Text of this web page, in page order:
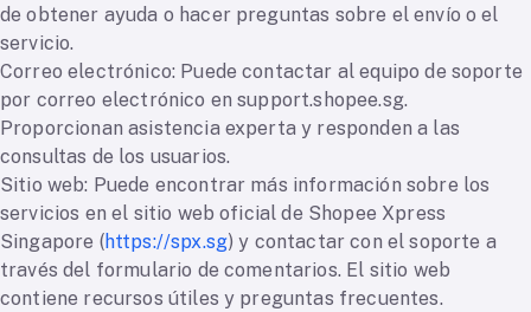
de obtener ayuda o hacer preguntas sobre el envío o el
servicio.
Correo electrónico: Puede contactar al equipo de soporte
por correo electrónico en support.shopee.sg.
Proporcionan asistencia experta y responden a las
consultas de los usuarios.
Sitio web: Puede encontrar más información sobre los
servicios en el sitio web oficial de Shopee Xpress
Singapore (https://spx.sg) y contactar con el soporte a
través del formulario de comentarios. El sitio web
contiene recursos útiles y preguntas frecuentes.